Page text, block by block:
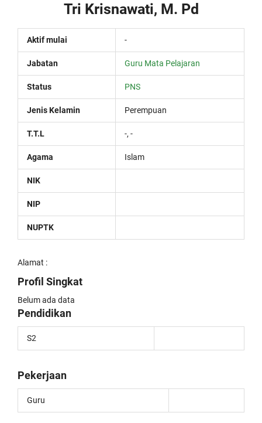
Tri Krisnawati, M. Pd
Aktif mulai -
Jabatan Guru Mata Pelajaran
Status PNS
Jenis Kelamin Perempuan
T.T.L -, -
Agama Islam
NIK
NIP
NUPTK
Alamat :
Profil Singkat
Belum ada data
Pendidikan
S2
Pekerjaan
Guru